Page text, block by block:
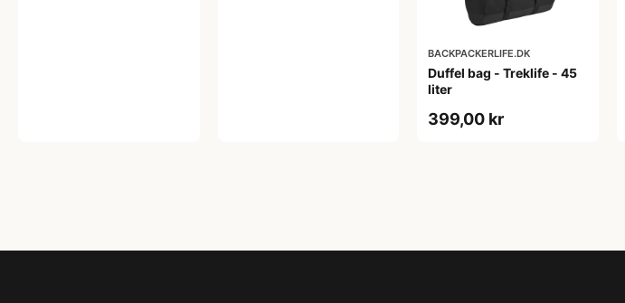
BACKPACKERLIFE.DK
Duffel bag - Treklife - 45
liter
399,00 kr